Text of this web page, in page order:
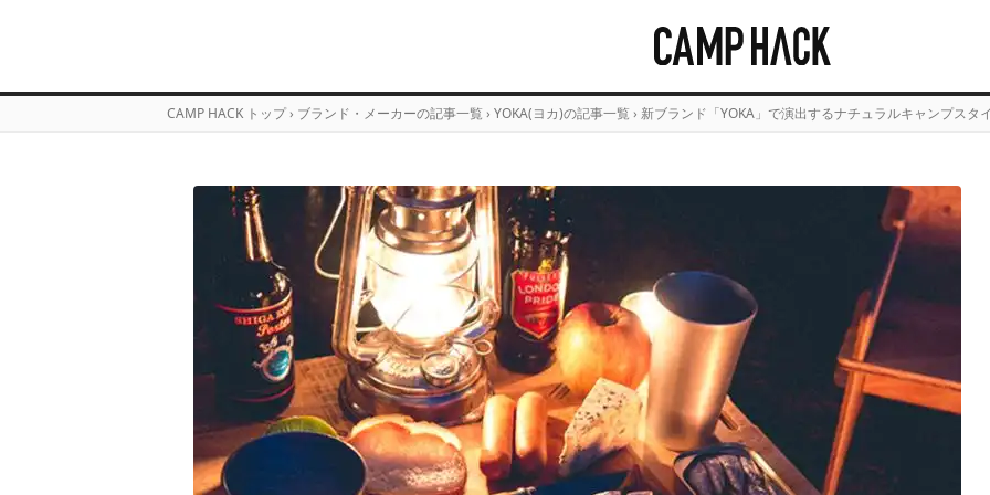
CAMP HACK トップ › ブランド・メーカーの記事一覧 › YOKA(ヨカ)の記事一覧 › 新ブランド「YOKA」で演出するナチュラルキャンプスタ